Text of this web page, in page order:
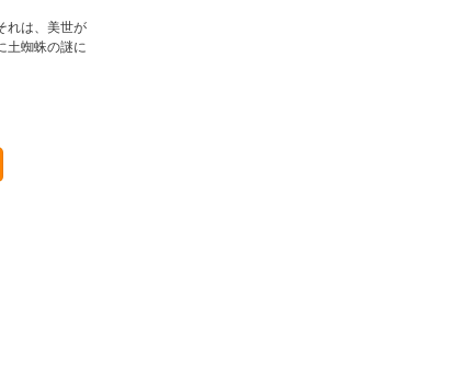
れは、美世が
土蜘蛛の謎に